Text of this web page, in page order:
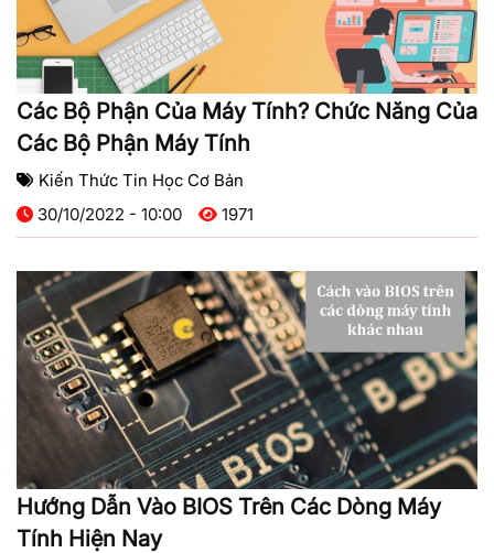
Các Bộ Phận Của Máy Tính? Chức Năng Của
Các Bộ Phận Máy Tính
Kiến Thức Tin Học Cơ Bản
30/10/2022 - 10:00
1971
Hướng Dẫn Vào BIOS Trên Các Dòng Máy
Tính Hiện Nay